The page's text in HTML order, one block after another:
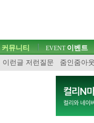
커뮤니티
이런글 저런질문 줌인줌아웃
EVENT이벤트